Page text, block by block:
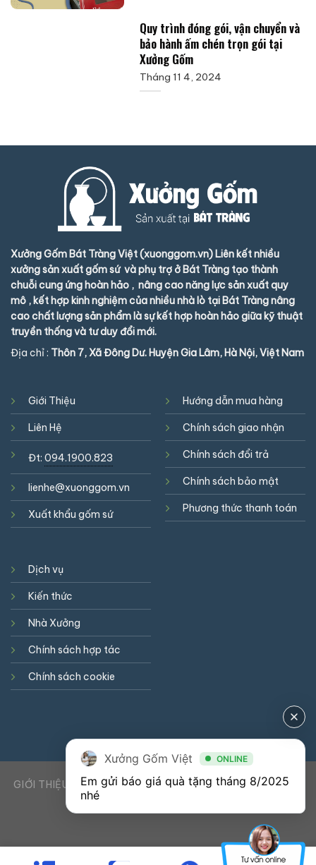
Quy trình đóng gói, vận chuyển và
bảo hành ấm chén trọn gói tại
Xưởng Gốm
Tháng 11 4, 2024
Xưởng Gốm Bát Tràng Việt (xuonggom.vn) Liên kết nhiều
xưởng sản xuất gốm sứ và phụ trợ ở Bát Tràng tạo thành
chuỗi cung ứng hoàn hảo , nâng cao năng lực sản xuất quy
mô , kết hợp kinh nghiệm của nhiều nhà lò tại Bát Tràng nâng
cao chất lượng sản phẩm là sự kết hợp hoàn hảo giữa kỹ thuật
truyền thống và tư duy đổi mới.
Địa chỉ : Thôn 7, Xã Đông Dư. Huyện Gia Lâm, Hà Nội, Việt Nam
Giới Thiệu
Liên Hệ
Đt: 094.1900.823
lienhe@xuonggom.vn
Xuất khẩu gốm sứ
Hướng dẫn mua hàng
Chính sách giao nhận
Chính sách đổi trả
Chính sách bảo mật
Phương thức thanh toán
Dịch vụ
Kiến thức
Nhà Xưởng
Chính sách hợp tác
Chính sách cookie
GIỚI THIỆU DỊCH VỤ KIẾN THỨC LIÊN HỆ 0941900823
Xưởng Gốm Việt ONLINE
Em gửi báo giá quà tặng tháng 8/2025
nhé